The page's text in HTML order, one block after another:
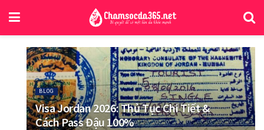
BLOG
Visa Jordan 2026: Thủ Tục Chi Tiết &
Cách Pass Đậu 100%